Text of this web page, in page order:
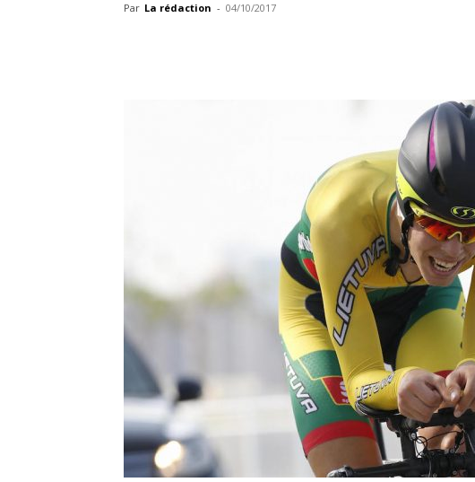
Par La rédaction - 04/10/2017